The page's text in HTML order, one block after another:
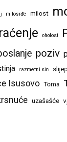
milosrđe milost
oholost
poziv
razmetni sin
Isusovo Toma
uzašašće